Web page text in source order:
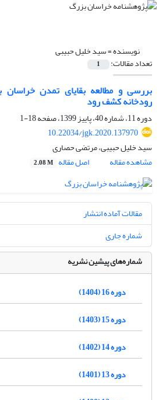
نویسنده =سید خلیل حبیبی
تعداد مقالات: 1
بررسی و مطالعه بقایای تمدن
رودخانه کشف رود
دوره 11، شماره 40، پاییز 1399، صفحه
18-1
10.22034/jgk.2020.137970
سید خلیل حبیبی، مرتضی حصاری
مشاهده مقاله
اصل مقاله 2.08 M
مقالات آماده انتشار
شماره جاری
شماره‌های پیشین نشریه
دوره 16 (1404)
دوره 15 (1403)
دوره 14 (1402)
دوره 13 (1401)